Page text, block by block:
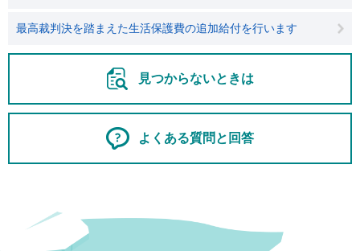
最高裁判決を踏まえた生活保護費の追加給付を行います
見つからないときは
よくある質問と回答